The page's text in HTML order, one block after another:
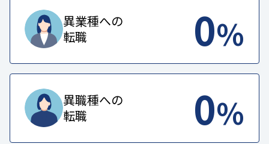
異業種への
転職
0%
異職種への
転職
0%